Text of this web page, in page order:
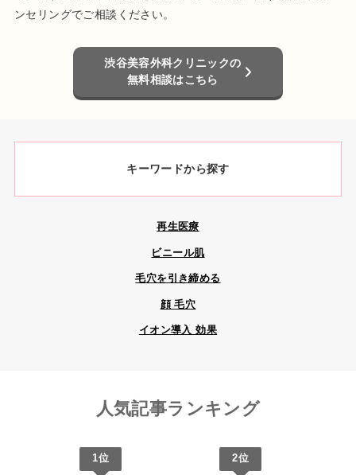
ンセリングでご相談ください。
渋谷美容外科クリニックの
無料相談はこちら
キーワードから探す
再生医療
ビニール肌
毛穴を引き締める
顔 毛穴
イオン導入 効果
人気記事ランキング
1位 2位